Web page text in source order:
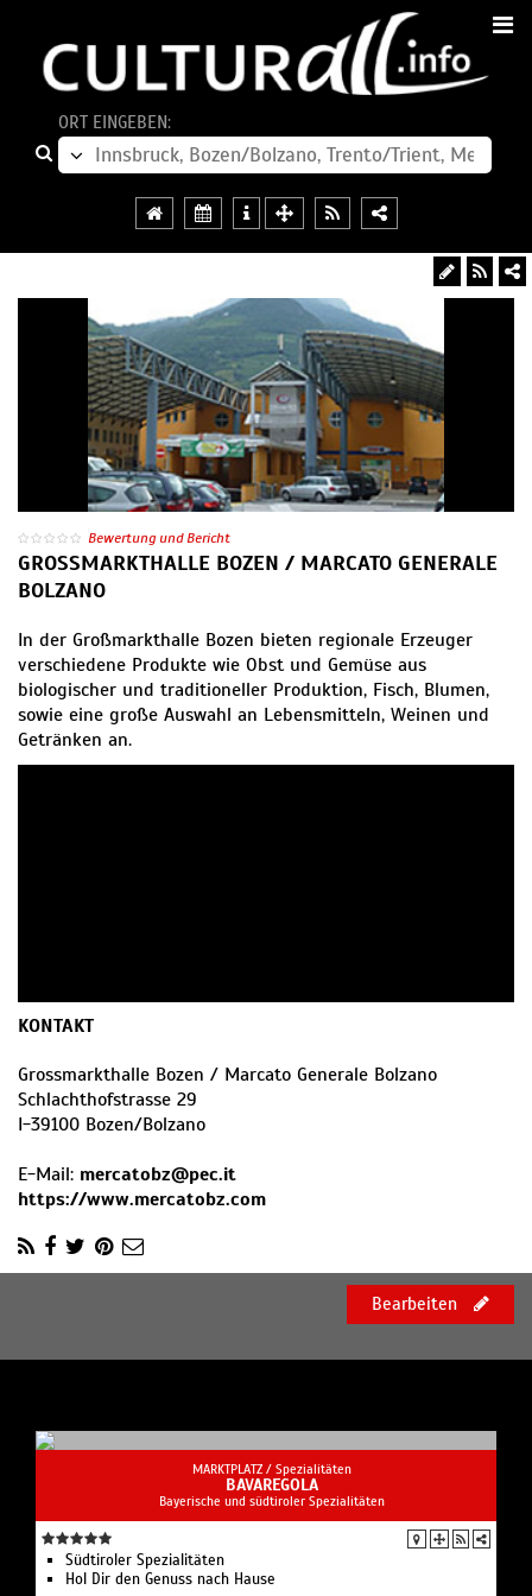
ORT EINGEBEN:
Bewertung und Bericht
GROSSMARKTHALLE BOZEN / MARCATO GENERALE
BOLZANO
In der Großmarkthalle Bozen bieten regionale Erzeuger
verschiedene Produkte wie Obst und Gemüse aus
biologischer und traditioneller Produktion, Fisch, Blumen,
sowie eine große Auswahl an Lebensmitteln, Weinen und
Getränken an.
KONTAKT
Grossmarkthalle Bozen / Marcato Generale Bolzano
Schlachthofstrasse 29
I-39100 Bozen/Bolzano
E-Mail: mercatobz@pec.it
https://www.mercatobz.com
Bearbeiten
MARKTPLATZ / Spezialitäten
BAVAREGOLA
Bayerische und südtiroler Spezialitäten
Südtiroler Spezialitäten
Hol Dir den Genuss nach Hause